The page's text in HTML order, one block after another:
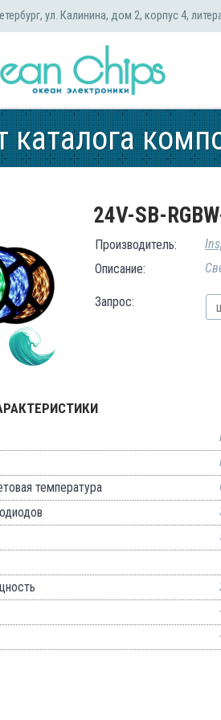
ул. Калинина, дом 2, корпус 4,
каталога
24V-SB-
Производитель:
Описание:
Запрос:
температура